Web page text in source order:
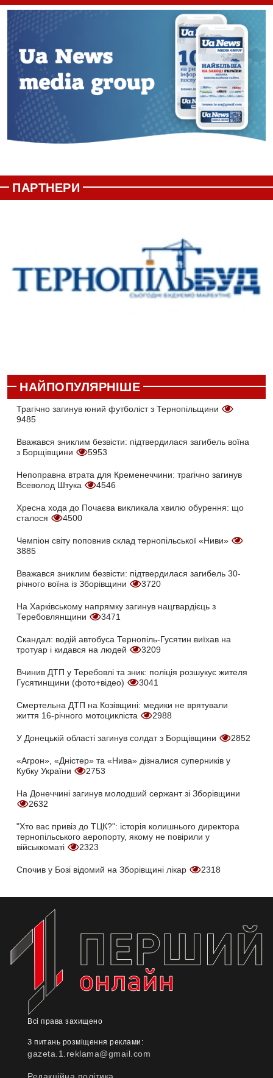
ПАРТНЕРИ
НАЙПОПУЛЯРНІШЕ
Трагічно загинув юний футболіст з Тернопільщини
9485
Вважався зниклим безвісти: підтвердилася загибель воїна
з Борщівщини
5953
Непоправна втрата для Кременеччини: трагічно загинув
Всеволод Штука
4546
Хресна хода до Почаєва викликала хвилю обурення: що
сталося
4500
Чемпіон світу поповнив склад тернопільської «Ниви»
3885
Вважався зниклим безвісти: підтвердилася загибель 30-
річного воїна із Зборівщини
3720
На Харківському напрямку загинув нацгвардієць з
Теребовлянщини
3471
Скандал: водій автобуса Тернопіль-Гусятин виїхав на
тротуар і кидався на людей
3209
Вчинив ДТП у Теребовлі та зник: поліція розшукує жителя
Гусятинщини (фото+відео)
3041
Смертельна ДТП на Козівщині: медики не врятували
життя 16-річного мотоцикліста
2988
У Донецькій області загинув солдат з Борщівщини 2852
«Агрон», «Дністер» та «Нива» дізналися суперників у
Кубку України
2753
На Донеччині загинув молодший сержант зі Зборівщини
2632
"Хто вас привіз до ТЦК?": історія колишнього директора
тернопільського аеропорту, якому не повірили у
військкоматі
2323
Спочив у Бозі відомий на Зборівщині лікар 2318
Всі права захищено
З питань розміщення реклами:
gazeta.1.reklama@gmail.com